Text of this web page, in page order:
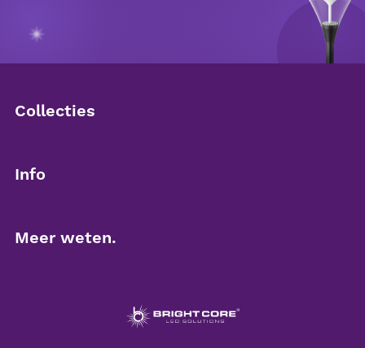
Collecties
Plafond- en wandarmaturen
Info
Meer weten.